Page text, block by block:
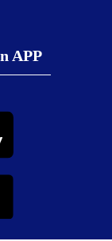
APP